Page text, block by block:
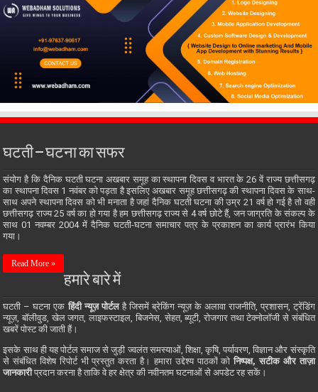
घटती – घटना का सफर
संयोग है कि दैनिक घटती घटना अखबार समूह का स्थापना दिवस व भारत के 26 वें राज्य छत्तीसगढ़
का स्थापना दिवस 1 नवंबर को पड़ता है इसलिए अखबार समूह छत्तीसगढ़ की स्थापना दिवस के साथ-
साथ अपने स्थापना दिवस को भी मनाता है जहां दैनिक घटती घटना की उम्र 21 वर्ष हो गई है तो वही
छत्तीसगढ़ राज्य 25 वर्ष का हो गया है हम छत्तीसगढ़ राज्य से 4 वर्ष छोटे हैं, जन जाग्रति के संकल्प के
साथ 01 नवम्बर 2004 में दैनिक घटती-घटना समाचार पत्र के प्रकाशन का कार्य प्रारंभ किया
गया।
Read More »
हमारे बारे में
घटती – घटना एक हिंदी न्यूज़ पोर्टलहै जिसमें ब्रेकिंग न्यूज़ के अलावा राजनीति, प्रशासन, ट्रेंडिंग
न्यूज़, बॉलीवुड, खेल जगत, लाइफस्टाइल, बिजनेस, सेहत, ब्यूटी, रोजगार तथा टेक्नोलॉजी से संबंधित
खबरें पोस्ट की जाती हैं।
इसके साथ ही यह पोर्टल समाज से जुड़ी ज्वलंत समस्याओं, शिक्षा, कृषि, पर्यावरण, विज्ञान और संस्कृति
से संबंधित विशेष रिपोर्ट भी प्रस्तुत करता है। हमारा उद्देश्य पाठकों कोनिष्पक्ष, सटीक और ताज़ा
जानकारीप्रदान करना है ताकि वे हर क्षेत्र की नवीनतम घटनाओं से अपडेट रह सकें।